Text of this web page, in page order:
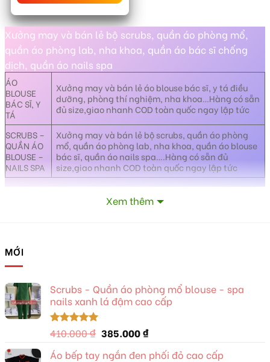
5 sao
Xưởng may và bán lẻ bộ scrubs, quần áo phòng mổ,
quần áo phòng lab, nha khoa, quần áo bác sĩ chống
dịch, quần áo nails spa
ÁO
BLOUSE
BÁC SĨ, Y
TÁ
Xưởng may và bán lẻ áo blouse bác sĩ, y tá điều
dưỡng, phòng thí nghiệm, nha khoa…Hàng có sẵn
đủ size,giao nhanh COD toàn quốc ngay lập tức
SCRUBS –
QUẦN ÁO
BLOUSE –
NAILS SPA
Xưởng may và bán lẻ bộ scrubs, quần áo phòng
mổ, quần áo phòng lab, nha khoa, quần áo blouse
bác sĩ, quần áo nails spa….Hàng có sẵn đủ
size,giao nhanh COD toàn quốc ngay lập tức
Xưởng may đồng phục cao cấp theo xu hướng thời
Xem thêm
MỚI
Scrubs - Quần áo phòng mổ blouse - spa
nails xanh lá đậm cao cấp
Được xếp
5 sao
410.000₫ Giá
là:
385.000₫Giá
tại
Áo bếp tay ngắn đen phối đỏ cao cấp